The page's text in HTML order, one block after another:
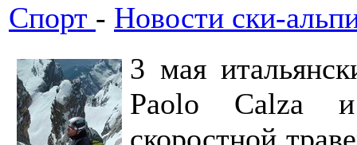
Спорт - Новости ски-
3 мая
Paolo Calza